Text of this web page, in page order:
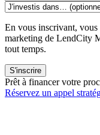
En vous inscrivant, vous
marketing de LendCity
tout temps.
S'inscrire
Prêt à financer votre
Réservez un appel